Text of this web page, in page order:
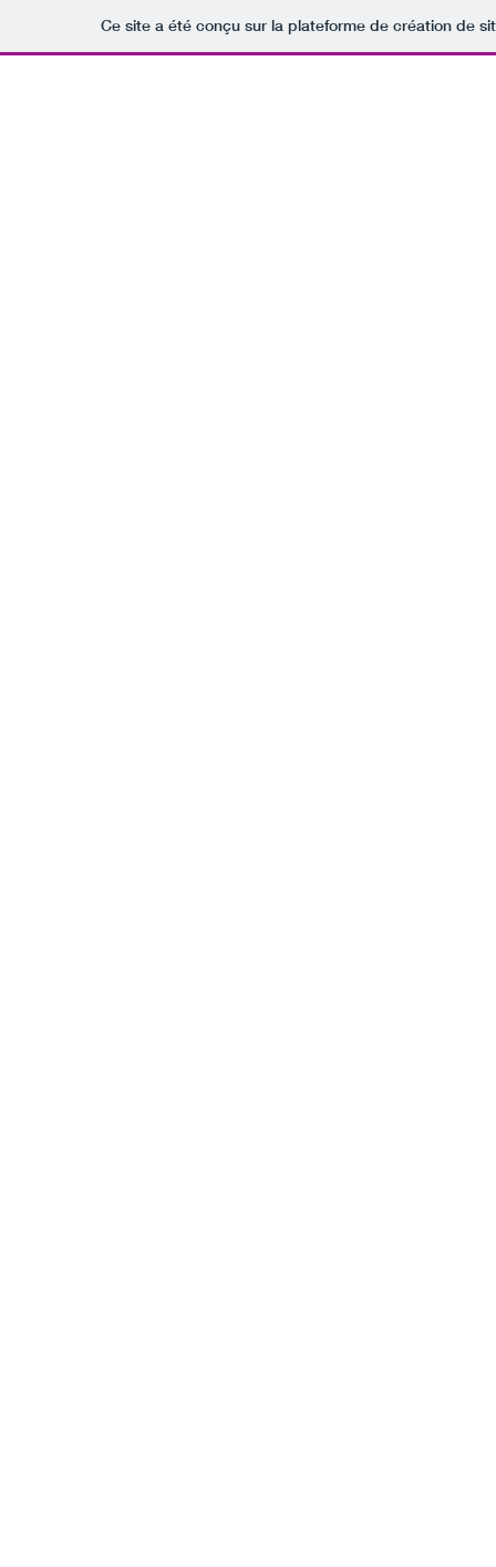
Ce site a été conçu sur la plateforme de création de